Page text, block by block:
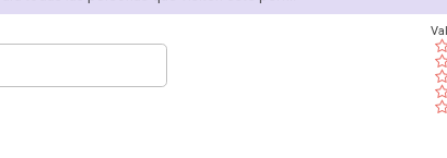
( )
( )
( )
( )
( )